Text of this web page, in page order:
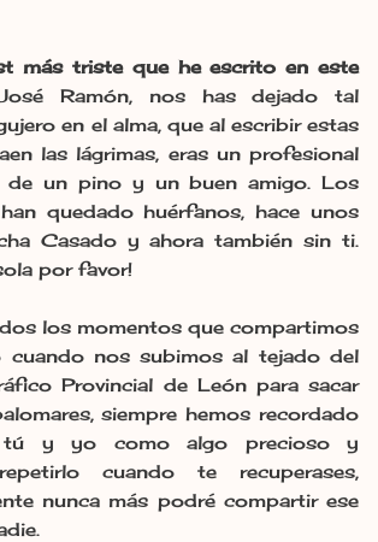
más triste que he escrito en este
Ramón, nos has dejado tal
en el alma, que al escribir estas
las lágrimas, eras un profesional
de un pino y un buen amigo. Los
quedado huérfanos, hace unos
Casado y ahora también sin ti.
por favor!
los momentos que compartimos
cuando nos subimos al tejado del
Provincial de León para sacar
siempre hemos recordado
tú y yo como algo precioso y
cuando te recuperases,
nunca más podré compartir ese